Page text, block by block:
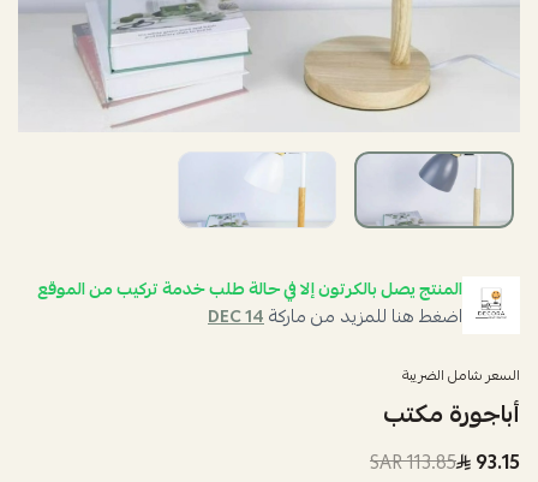
المنتج يصل بالكرتون إلا في حالة طلب خدمة تركيب من الموقع
اضغط هنا للمزيد من ماركةDEC 14
السعر شامل الضريبة
أباجورة مكتب
93.15
113.85 SAR